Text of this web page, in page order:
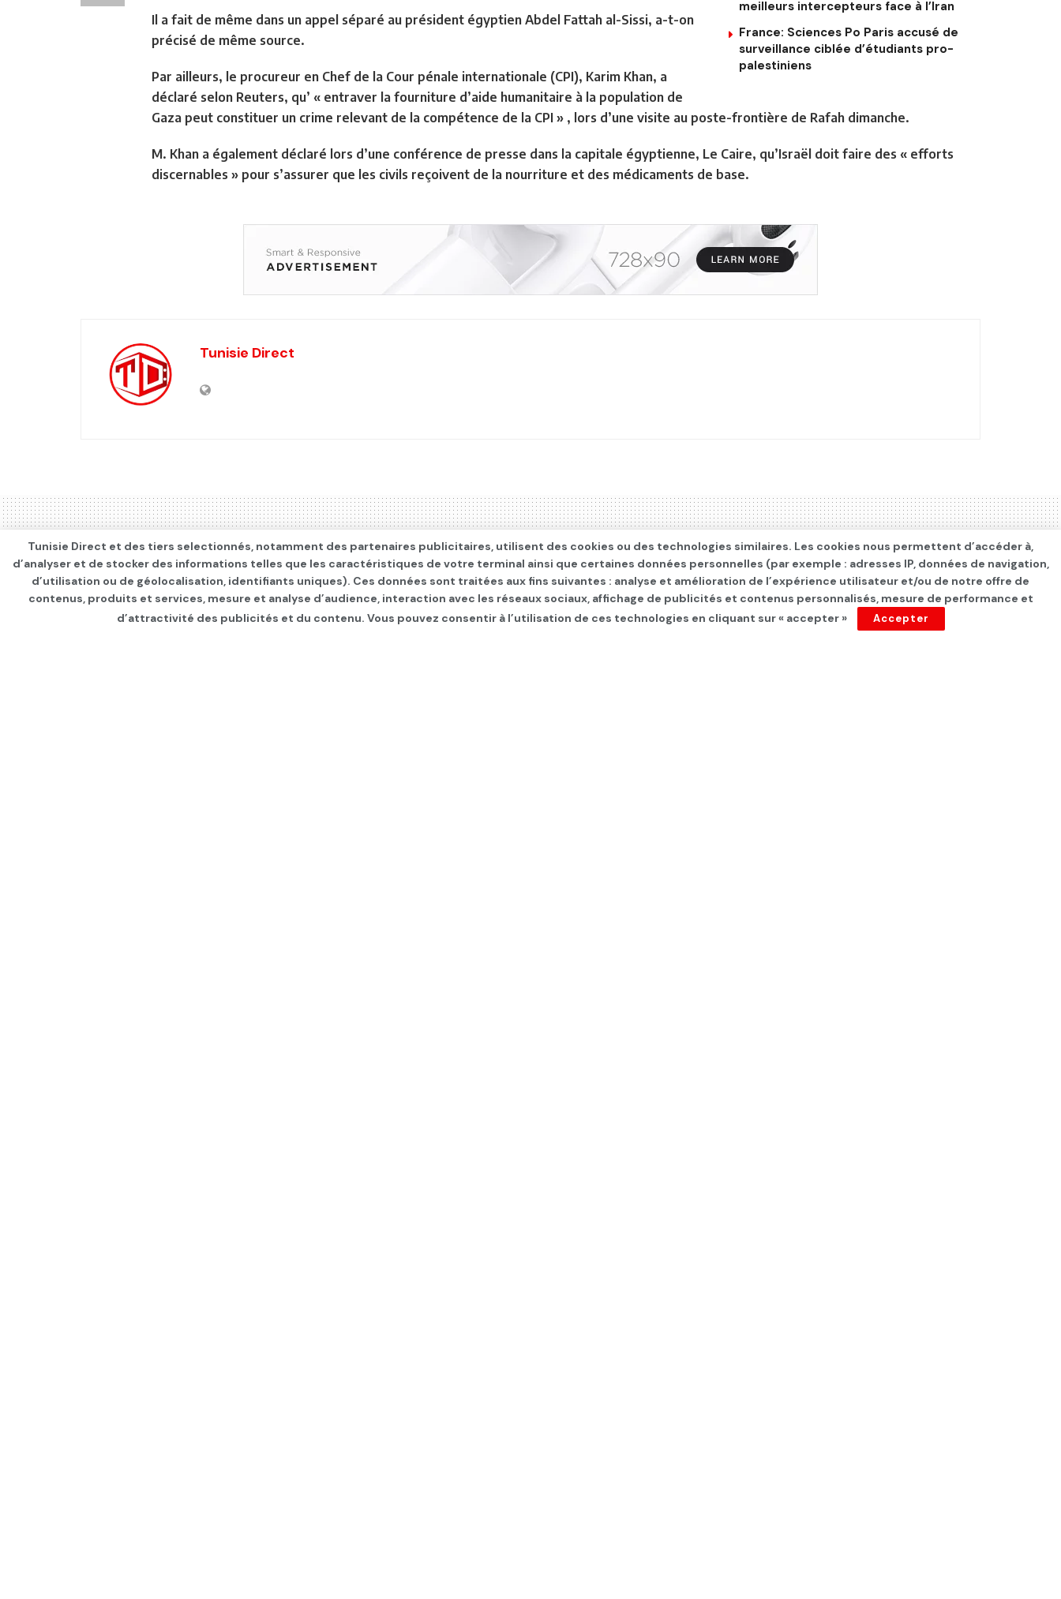
meilleurs intercepteurs face à l’Iran
France: Sciences Po Paris accusé de
surveillance ciblée d’étudiants pro-
palestiniens
Il a fait de même dans un appel séparé au président égyptien Abdel Fattah al-Sissi, a-t-on
précisé de même source.
Par ailleurs, le procureur en Chef de la Cour pénale internationale (CPI), Karim Khan, a
déclaré selon Reuters, qu’ « entraver la fourniture d’aide humanitaire à la population de
Gaza peut constituer un crime relevant de la compétence de la CPI » , lors d’une visite au poste-frontière de Rafah dimanche.
M. Khan a également déclaré lors d’une conférence de presse dans la capitale égyptienne, Le Caire, qu’Israël doit faire des « efforts
discernables » pour s’assurer que les civils reçoivent de la nourriture et des médicaments de base.
Tunisie Direct
Tunisie Direct et des tiers selectionnés, notamment des partenaires publicitaires, utilisent des cookies ou des technologies similaires. Les cookies nous permettent d’accéder à,
d’analyser et de stocker des informations telles que les caractéristiques de votre terminal ainsi que certaines données personnelles (par exemple : adresses IP, données de navigation,
d’utilisation ou de géolocalisation, identifiants uniques). Ces données sont traitées aux fins suivantes : analyse et amélioration de l’expérience utilisateur et/ou de notre offre de
contenus, produits et services, mesure et analyse d’audience, interaction avec les réseaux sociaux, affichage de publicités et contenus personnalisés, mesure de performance et
d’attractivité des publicités et du contenu. Vous pouvez consentir à l’utilisation de ces technologies en cliquant sur « accepter »
Accepter